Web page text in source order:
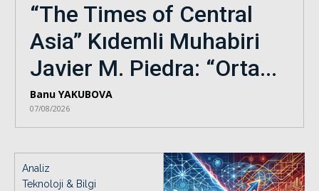
“The Times of Central
Asia” Kıdemli Muhabiri
Javier M. Piedra: “Orta...
Banu YAKUBOVA
07/08/2026
Analiz
Teknoloji & Bilgi